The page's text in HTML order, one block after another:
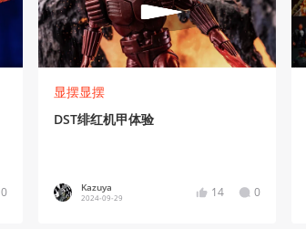
0
显摆显摆
DST绯红机甲体验
Kazuya
2024-09-29 14 0